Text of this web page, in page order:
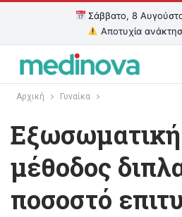
Σάββατο, 8
Αποτυχία
Αρχική Γυναίκα
μέθοδος
ποσοστό